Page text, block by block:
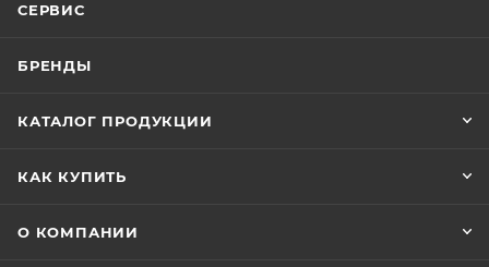
СЕРВИС
БРЕНДЫ
КАТАЛОГ ПРОДУКЦИИ
КАК КУПИТЬ
О КОМПАНИИ